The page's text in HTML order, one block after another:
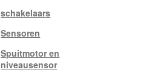
schakelaars
Sensoren
Spuitmotor en
niveausensor